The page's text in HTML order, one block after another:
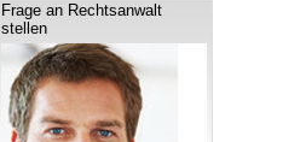
Frage an Rechtsanwalt
stellen